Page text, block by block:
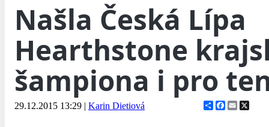
Našla Česká Lípa
Hearthstone
šampiona i pro
29.12.2015 13:29 | Karin Dietiová ShareFacebook
Email